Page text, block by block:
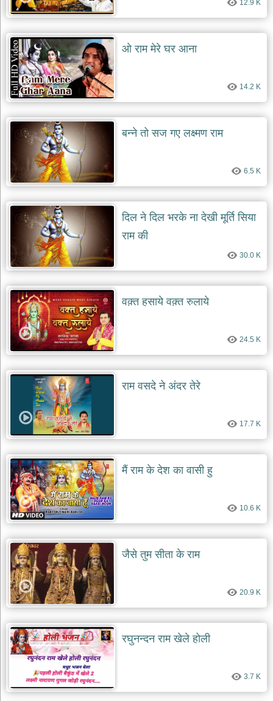
12.9 K
ओ राम मेरे घर आना
14.2 K
बन्ने तो सज गए लक्ष्मण राम
6.5 K
दिल ने दिल भरके ना देखी मूर्ति सिया
राम की
30.0 K
वक़्त हसाये वक़्त रुलाये
24.5 K
राम वसदे ने अंदर तेरे
17.7 K
मैं राम के देश का वासी हु
10.6 K
जैसे तुम सीता के राम
20.9 K
रघुनन्दन राम खेले होली
3.7 K